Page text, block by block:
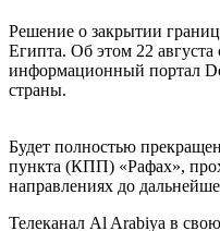
Решение о закрытии
Египта. Об этом 22
информационный портал
страны.
Будет полностью
пункта (КПП) «Рафах»,
направлениях до
Телеканал Al Arabiya в свою